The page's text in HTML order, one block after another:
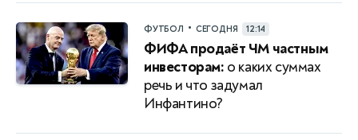
ФУТБОЛ • СЕГОДНЯ 12:14
ФИФА продаёт ЧМ частным
инвесторам: о каких суммах
речь и что задумал
Инфантино?